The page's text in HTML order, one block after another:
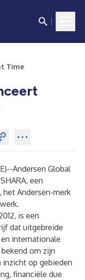
Time
)--Andersen Global
een
het Andersen-merk
is een
dat uitgebreide
internationale
om zijn
op gebieden
financiële due